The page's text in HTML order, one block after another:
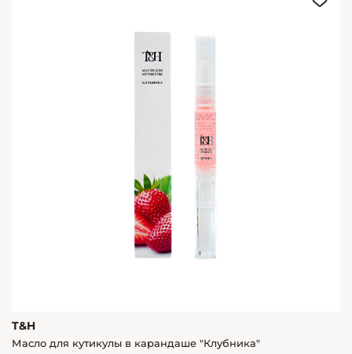
T&H
Масло для кутикулы в карандаше "Клубника"